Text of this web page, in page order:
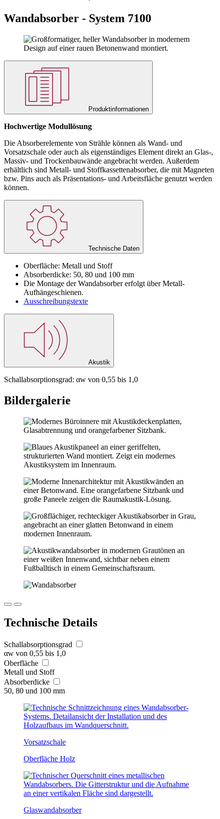
Wandabsorber - System 7100
Produktinformationen
Hochwertige Modullösung
Die Absorberelemente von Strähle können als Wand- und
Vorsatzschale oder auch als eigenständiges Element direkt an Glas-,
Massiv- und Trockenbauwände angebracht werden. Außerdem
erhältlich sind Metall- und Stoffkassettenabsorber, die mit Magneten
bzw. Pins auch als Präsentations- und Arbeitsfläche genutzt werden
können.
Technische Daten
Oberfläche: Metall und Stoff
Absorberdicke: 50, 80 und 100 mm
Die Montage der Wandabsorber erfolgt über Metall-
Aufhängeschienen.
Ausschreibungstexte
Akustik
Schallabsorptionsgrad: αw von 0,55 bis 1,0
Bildergalerie
Technische Details
Schallabsorptionsgrad
αw von 0,55 bis 1,0
Oberfläche
Metall und Stoff
Absorberdicke
50, 80 und 100 mm
Vorsatzschale
Oberfläche Holz
Glaswandabsorber